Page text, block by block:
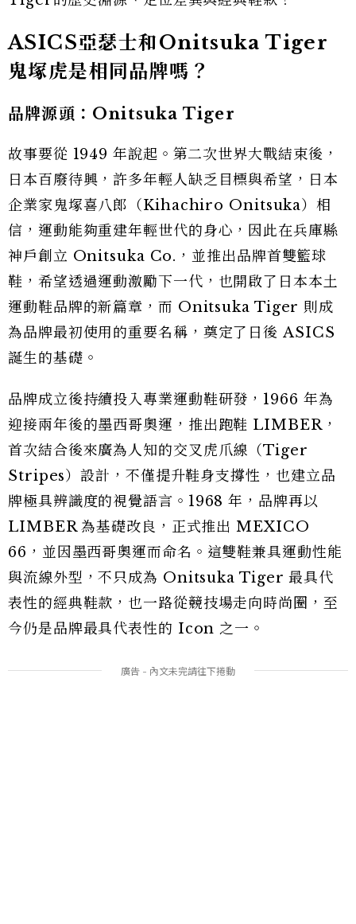
ASICS亞瑟士和Onitsuka Tiger
鬼塚虎是相同品牌嗎？
品牌源頭：Onitsuka Tiger
故事要從 1949 年說起。第二次世界大戰結束後，
日本百廢待興，許多年輕人缺乏目標與希望，日本
企業家鬼塚喜八郎（Kihachiro Onitsuka）相
信，運動能夠重建年輕世代的身心，因此在兵庫縣
神戶創立 Onitsuka Co.，並推出品牌首雙籃球
鞋，希望透過運動激勵下一代，也開啟了日本本土
運動鞋品牌的新篇章，而 Onitsuka Tiger 則成
為品牌最初使用的重要名稱，奠定了日後 ASICS
誕生的基礎。
品牌成立後持續投入專業運動鞋研發，1966 年為
迎接兩年後的墨西哥奧運，推出跑鞋 LIMBER，
首次結合後來廣為人知的交叉虎爪線（Tiger
Stripes）設計，不僅提升鞋身支撐性，也建立品
牌極具辨識度的視覺語言。1968 年，品牌再以
LIMBER 為基礎改良，正式推出 MEXICO
66，並因墨西哥奧運而命名。這雙鞋兼具運動性能
與流線外型，不只成為 Onitsuka Tiger 最具代
表性的經典鞋款，也一路從競技場走向時尚圈，至
今仍是品牌最具代表性的 Icon 之一。